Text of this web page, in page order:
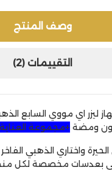
وصف المنتج
التقييمات (2)
+مجموعة العناية
واختاري الذهبي
بعدسات مخصصة لكل